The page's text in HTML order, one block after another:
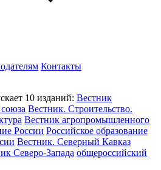
Контакты
10 изданий: Вестник
Вестник. Строительство.
Вестник агропромышленного
России Российское образование
Вестник. Северный Кавказ
Северо-Запада общероссийский